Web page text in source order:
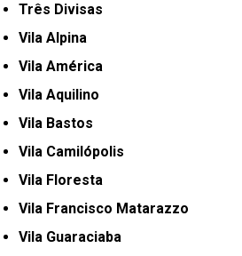
Três Divisas
Vila Alpina
Vila América
Vila Aquilino
Vila Bastos
Vila Camilópolis
Vila Floresta
Vila Francisco Matarazzo
Vila Guaraciaba